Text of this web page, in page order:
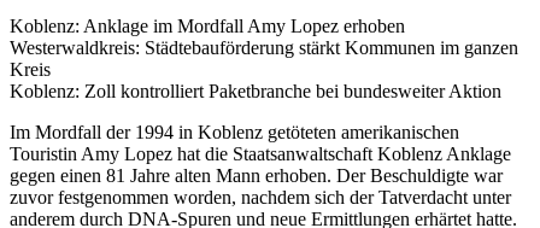
Koblenz: Anklage im Mordfall Amy Lopez erhoben
Westerwaldkreis: Städtebauförderung stärkt Kommunen im ganzen
Kreis
Koblenz: Zoll kontrolliert Paketbranche bei bundesweiter Aktion
Im Mordfall der 1994 in Koblenz getöteten amerikanischen
Touristin Amy Lopez hat die Staatsanwaltschaft Koblenz Anklage
gegen einen 81 Jahre alten Mann erhoben. Der Beschuldigte war
zuvor festgenommen worden, nachdem sich der Tatverdacht unter
anderem durch DNA-Spuren und neue Ermittlungen erhärtet hatte.